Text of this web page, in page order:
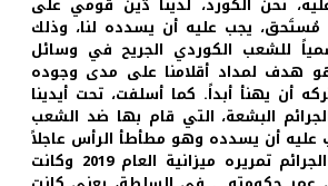
مُستَحق، يجب عليه أن يسدده لنا، وذلك
للشعب الكوردي الجريح في وسائل
هو هدف لمداد أقلامنا على مدى وجوده
أن يهنأ أبداً. كما أسلفت، تحت أيدينا
البشعة، التي قام بها ضد الشعب
عليه أن يسدده وهو مطأطأ الرأس عاجلاً
أو آجلاً. وآخر هذه الجرائم تمريره ميزانية العام 2019 وكانت